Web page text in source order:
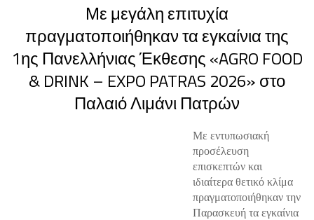
Με μεγάλη επιτυχία
πραγματοποιήθηκαν τα εγκαίνια της
1ης Πανελλήνιας Έκθεσης «AGRO FOOD
& DRINK – EXPO PATRAS 2026» στο
Παλαιό Λιμάνι Πατρών
Με εντυπωσιακή
προσέλευση
επισκεπτών και
ιδιαίτερα θετικό κλίμα
πραγματοποιήθηκαν την
Παρασκευή τα εγκαίνια